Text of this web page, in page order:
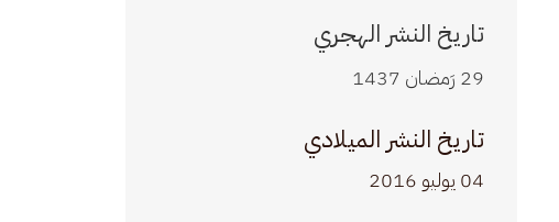
تاريخ النشر الهجري
29 رَمضان 1437
تاريخ النشر الميلادي
04 يوليو 2016